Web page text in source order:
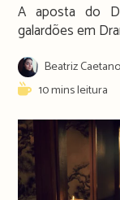
A aposta do
galardões em
Post
author:
Beatriz Caetano
Reading10 mins leitura